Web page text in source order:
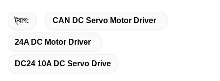
ট্যাগ: CAN DC Servo Motor Driver
24A DC Motor Driver
DC24 10A DC Servo Drive